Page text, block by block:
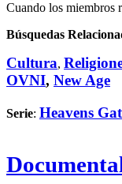
Cuando los miembros
Búsquedas
Cultura,
OVNI, New Age
Serie: Heavens